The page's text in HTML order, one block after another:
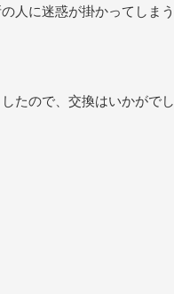
人に迷惑が掛かってしまう
たので、交換はいかがでし